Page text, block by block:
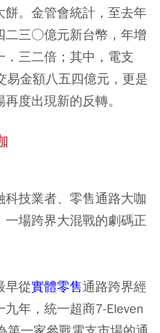
。金管會統計，至去年
二三○億元新台幣，年增
三二倍；其中，電支
易金額八五四億元，更是
度出現新的反轉。
技業者、零售通路大咖
場跨界大混戰的劇碼正
早從實體零售通路跨界經
年，統一超商7-Eleven